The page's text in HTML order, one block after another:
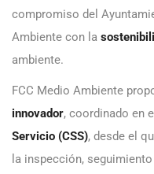
compromiso del
Ambiente con la
ambiente.
FCC Medio Ambiente
innovador, coordinado en
Servicio (CSS), desde el
la inspección,